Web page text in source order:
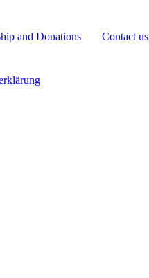
and Donations Contact us